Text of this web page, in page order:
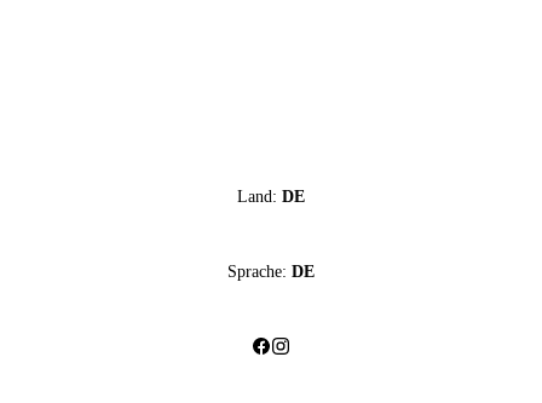
Land: DE
Sprache: DE